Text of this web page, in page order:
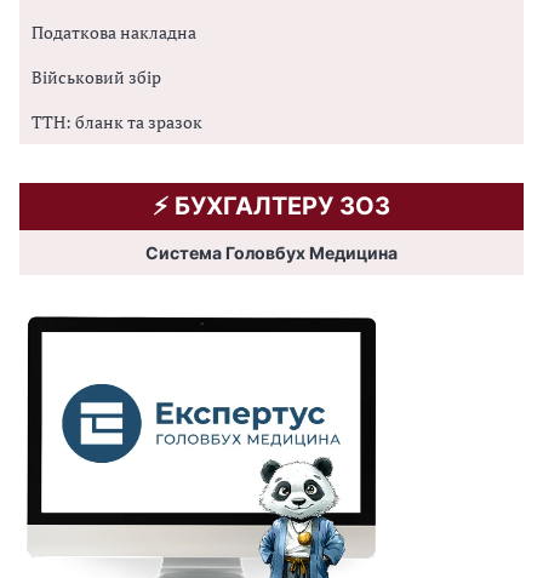
Податкова накладна
Військовий збір
ТТН: бланк та зразок
⚡️ БУХГАЛТЕРУ ЗОЗ
Система Головбух Медицина